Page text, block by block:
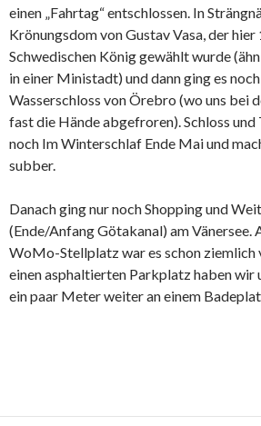
einen „Fahrtag“ entschlossen. In
Krönungsdom von Gustav Vasa, der hier
Schwedischen König gewählt wurde
in einer Ministadt) und dann ging es
Wasserschloss von Örebro (wo uns bei
fast die Hände abgefroren). Schloss
noch Im Winterschlaf Ende Mai und
subber.
Danach ging nur noch Shopping und
(Ende/Anfang Götakanal) am
WoMo-Stellplatz war es schon ziemlich
einen asphaltierten Parkplatz haben wir
ein paar Meter weiter an einem